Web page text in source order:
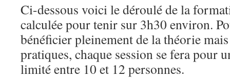
Ci-dessous voici le déroulé de la
calculée pour tenir sur 3h30 environ.
bénéficier pleinement de la théorie
pratiques, chaque session se fera pour
limité entre 10 et 12 personnes.